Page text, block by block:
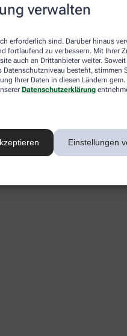
verwalten
erforderlich sind. Darüber hinaus
fortlaufend zu verbessern. Mit Ihrer
auch an Drittanbieter weiter. Soweit
Datenschutzniveau besteht, stimmen
Ihrer Daten in diesen Ländern
Datenschutzerklärung
Einstellungen